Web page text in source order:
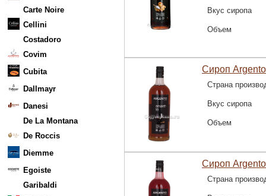
Carte Noire
Cellini
Costadoro
Covim
Cubita
Dallmayr
Danesi
De La Montana
De Roccis
Diemme
Egoiste
Garibaldi
Вкус сиропа
Объем
Сироп
Страна
Вкус сиропа
Объем
Сироп
Страна